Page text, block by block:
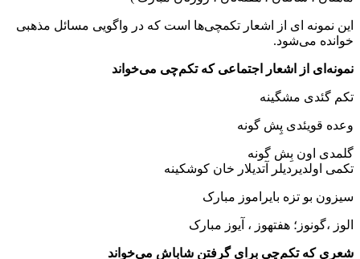
این نمونه ای از اشعار تکمچی‌ها است که در واگویی مسائل مذهبی
خوانده می‌شود.
نمونه‌ای از اشعار اجتماعی که تکم‌چی می‌خواند
تکم گئدی مشگینه
وعده قویئدی پِش گونه
گلمدی اون بِش گونه
تکمی اولدیردیلر آتدیلار خان کوشکینه
سیزون بو تزه بایراموز مبارک
الوز ،گونوز؛ هفتهوز ، آیوز مبارک
شعری که تکم‌چی برای گرفتن شاباش می‌خواند